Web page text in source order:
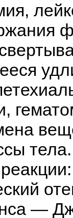
тела.
—